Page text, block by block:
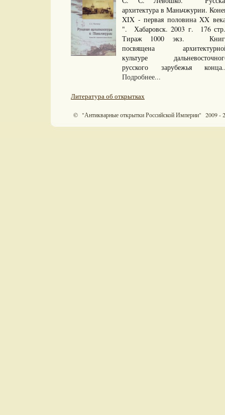
архитектура в Маньчжурии.
XIX - первая половина XX
". Хабаровск. 2003 г. 176
Тираж 1000 экз.
посвящена
культуре
русского зарубежья
Подробнее...
Литература об открытках
© "Антикварные открытки Российской Империи" 2009 -